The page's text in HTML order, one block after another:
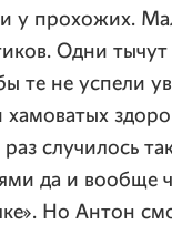
у прохожих.
Одни
те не успели
случилось
да и вообще
Но Антон